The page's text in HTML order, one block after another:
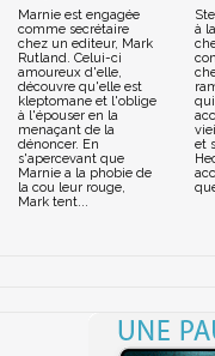
Marnie est engagée
comme secrétaire
chez un editeur, Mark
Rutland. Celui-ci
amoureux d'elle,
découvre qu'elle est
kleptomane et l'oblige
à l'épouser en la
menaçant de la
dénoncer. En
s'apercevant que
Marnie a la phobie de
la cou leur rouge,
Mark tent...
à
et